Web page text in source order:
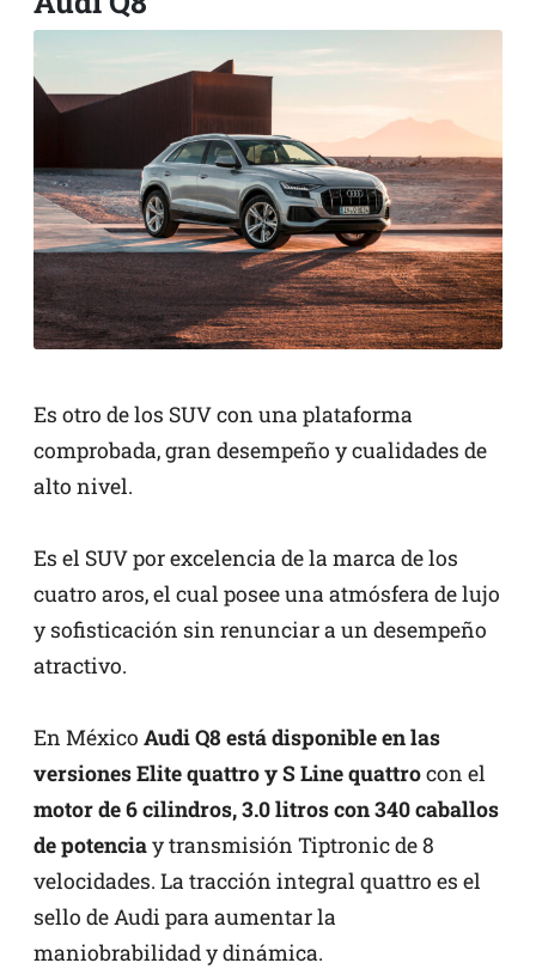
Es otro de los SUV con una plataforma
comprobada, gran desempeño y cualidades de
alto nivel.
Es el SUV por excelencia de la marca de los
cuatro aros, el cual posee una atmósfera de lujo
y sofisticación sin renunciar a un desempeño
atractivo.
En México Audi Q8 está disponible en las
versiones Elite quattro y S Line quattrocon el
motor de 6 cilindros, 3.0 litros con 340 caballos
de potenciay transmisión Tiptronic de 8
velocidades. La tracción integral quattro es el
sello de Audi para aumentar la
maniobrabilidad y dinámica.